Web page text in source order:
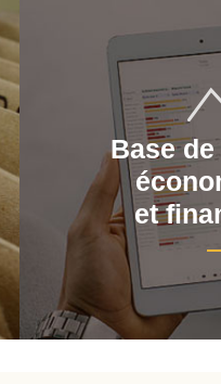
Base
et